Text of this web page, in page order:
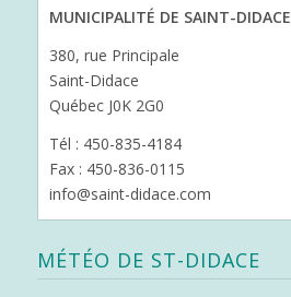
MUNICIPALITÉ DE SAINT-DIDACE
380, rue Principale
Saint-Didace
Québec J0K 2G0
Tél : 450-835-4184
Fax : 450-836-0115
info@saint-didace.com
MÉTÉO DE ST-DIDACE